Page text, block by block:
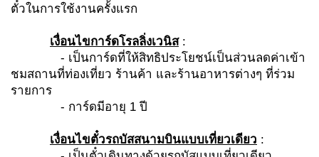
ตั๋วในการใช้งานครั้งแรก
เงื่อนไขการ์ดโรลลิ่งเวนิส :
- เป็นการ์ดที่ให้สิทธิประโยชน์เป็นส่วนลดค่าเข้า
ชมสถานที่ท่องเที่ยว ร้านค้า และร้านอาหารต่างๆ ที่ร่วม
รายการ
- การ์ดมีอายุ 1 ปี
เงื่อนไขตั๋วรถบัสสนามบินแบบเที่ยวเดียว :